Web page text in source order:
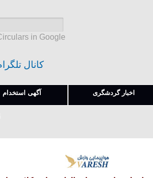
in Google
کانال
اخبار گردشگری آگهی استخدام